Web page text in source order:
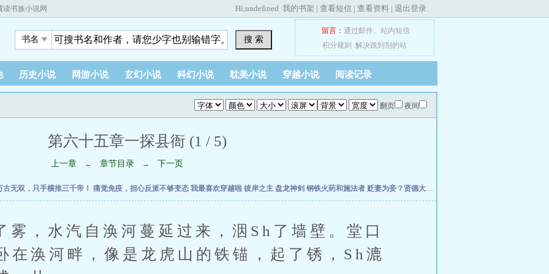
读书族小说网 Hi,undefined 我的书架 | 查看短信 | 查看资料 | 退出登录
书名 搜 索
留言： 通过邮件、 站内短信
积分规则
解决跳到别的站
历史小说 网游小说 玄幻小说 科幻小说 耽美小说 穿越小说 阅读记录
翻页 夜间
第六十五章一探县衙 (1 / 5)
上一章 ← 章节目录 → 下一页
古无双，只手横推三千帝！ 痛觉免疫，担心反派不够变态 我最喜欢穿越啦 彼岸之主 盘龙神剑 钢铁火药和施法者 贬妻为妾？贤德大妇她掀桌了
汽自涣河蔓延过来，洇Sh了墙壁。堂口
在涣河畔，像是龙虎山的铁锚，起了锈，Sh漉